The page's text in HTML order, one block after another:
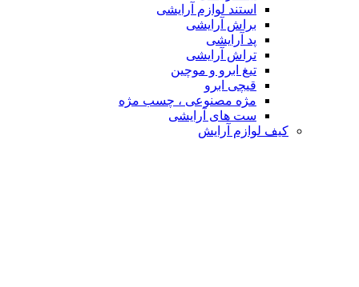
استند لوازم آرایشی
براش آرایشی
پد آرایشی
تراش آرایشی
تیغ ابرو و موچین
قیچی ابرو
مژه مصنوعی ، چسب مژه
ست های آرایشی
کیف لوازم آرایش